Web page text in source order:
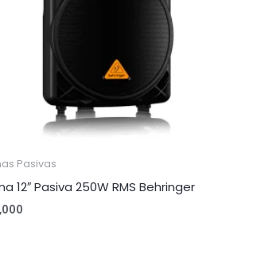
Pasivas
12″ Pasiva 250W RMS Behringer